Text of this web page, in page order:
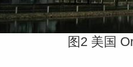
图2 美国